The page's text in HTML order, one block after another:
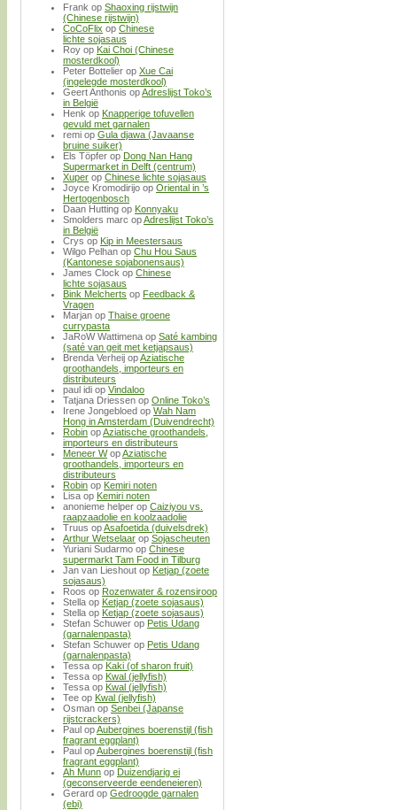
Frank op Shaoxing rijstwijn
(Chinese rijstwijn)
CoCoFlix op Chinese
lichte sojasaus
Roy op Kai Choi (Chinese
mosterdkool)
Peter Bottelier op Xue Cai
(ingelegde mosterdkool)
Geert Anthonis opAdreslijst Toko’s
in België
Henk op Knapperige tofuvellen
gevuld met garnalen
remi op Gula djawa (Javaanse
bruine suiker)
Els Töpfer op Dong Nan Hang
Supermarket in Delft (centrum)
Xuper op Chinese lichte sojasaus
Joyce Kromodirijo op Oriental in ’s
Hertogenbosch
Daan Hutting op Konnyaku
Smolders marc opAdreslijst Toko’s
in België
Crys op Kip in Meestersaus
Wilgo Pelhan op Chu Hou Saus
(Kantonese sojabonensaus)
James Clock op Chinese
lichte sojasaus
Bink Melcherts op Feedback &
Vragen
Marjan op Thaise groene
currypasta
JaRoW Wattimena op Saté kambing
(saté van geit met ketjapsaus)
Brenda Verheij opAziatische
groothandels, importeurs en
distributeurs
paul idi op Vindaloo
Tatjana Driessen op Online Toko’s
Irene Jongebloed op Wah Nam
Hong in Amsterdam (Duivendrecht)
Robin opAziatische groothandels,
importeurs en distributeurs
Meneer WopAziatische
groothandels, importeurs en
distributeurs
Robin op Kemiri noten
Lisa op Kemiri noten
anonieme helper op Caiziyou vs.
raapzaadolie en koolzaadolie
Truus opAsafoetida (duivelsdrek)
Arthur Wetselaar op Sojascheuten
Yuriani Sudarmo op Chinese
supermarkt Tam Food in Tilburg
Jan van Lieshout op Ketjap (zoete
sojasaus)
Roos op Rozenwater & rozensiroop
Stella op Ketjap (zoete sojasaus)
Stella op Ketjap (zoete sojasaus)
Stefan Schuwer op Petis Udang
(garnalenpasta)
Stefan Schuwer op Petis Udang
(garnalenpasta)
Tessa op Kaki (of sharon fruit)
Tessa op Kwal (jellyfish)
Tessa op Kwal (jellyfish)
Tee op Kwal (jellyfish)
Osman op Senbei (Japanse
rijstcrackers)
Paul opAubergines boerenstijl (fish
fragrant eggplant)
Paul opAubergines boerenstijl (fish
fragrant eggplant)
Ah Munn op Duizendjarig ei
(geconserveerde eendeneieren)
Gerard op Gedroogde garnalen
(ebi)